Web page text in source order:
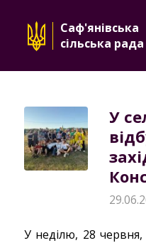
Саф'янівська
сільська рада
У
У неділю, 28 червня,